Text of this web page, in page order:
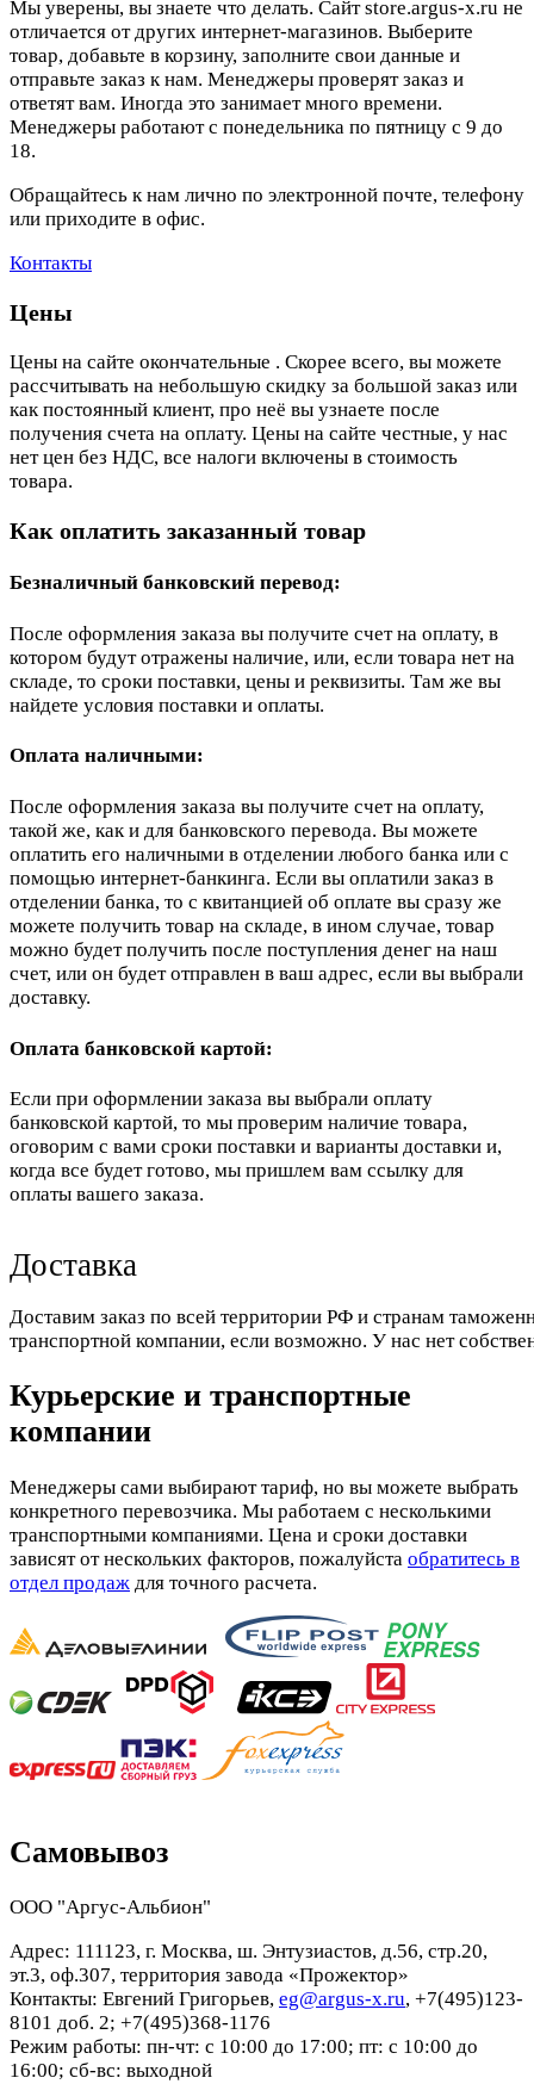
Мы уверены, вы знаете что делать. Сайт store.argus-x.ru не
отличается от других интернет-магазинов. Выберите
товар, добавьте в корзину, заполните свои данные и
отправьте заказ к нам. Менеджеры проверят заказ и
ответят вам. Иногда это занимает много времени.
Менеджеры работают с понедельника по пятницу с 9 до
18.
Обращайтесь к нам лично по электронной почте, телефону
или приходите в офис.
Контакты
Цены
Цены на сайте окончательные . Скорее всего, вы можете
рассчитывать на небольшую скидку за большой заказ или
как постоянный клиент, про неё вы узнаете после
получения счета на оплату. Цены на сайте честные, у нас
нет цен без НДС, все налоги включены в стоимость
товара.
Как оплатить заказанный товар
Безналичный банковский перевод:
После оформления заказа вы получите счет на оплату, в
котором будут отражены наличие, или, если товара нет на
складе, то сроки поставки, цены и реквизиты. Там же вы
найдете условия поставки и оплаты.
Оплата наличными:
После оформления заказа вы получите счет на оплату,
такой же, как и для банковского перевода. Вы можете
оплатить его наличными в отделении любого банка или с
помощью интернет-банкинга. Если вы оплатили заказ в
отделении банка, то с квитанцией об оплате вы сразу же
можете получить товар на складе, в ином случае, товар
можно будет получить после поступления денег на наш
счет, или он будет отправлен в ваш адрес, если вы выбрали
доставку.
Оплата банковской картой:
Если при оформлении заказа вы выбрали оплату
банковской картой, то мы проверим наличие товара,
оговорим с вами сроки поставки и варианты доставки и,
когда все будет готово, мы пришлем вам ссылку для
оплаты вашего заказа.
Доставка
Доставим заказ по всей территории РФ и странам
транспортной компании, если возможно. У нас нет
Курьерские и транспортные
компании
Менеджеры сами выбирают тариф, но вы можете выбрать
конкретного перевозчика. Мы работаем с несколькими
транспортными компаниями. Цена и сроки доставки
зависят от нескольких факторов, пожалуйста обратитесь в
отдел продаж для точного расчета.
Самовывоз
ООО "Аргус-Альбион"
Адрес: 111123, г. Москва, ш. Энтузиастов, д.56, стр.20,
эт.3, оф.307, территория завода «Прожектор»
Контакты: Евгений Григорьев, eg@argus-x.ru, +7(495)123-
8101 доб. 2; +7(495)368-1176
Режим работы: пн-чт: с 10:00 до 17:00; пт: с 10:00 до
16:00; сб-вс: выходной